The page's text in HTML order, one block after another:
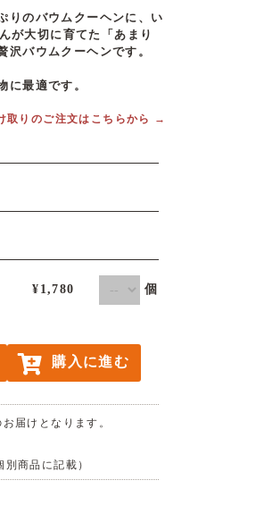
りのバウムクーヘンに、い
が大切に育てた「あまり
沢バウムクーヘンです。
に最適です。
取りのご注文はこちらから →
¥1,780 個
購入に進む
お届けとなります。
商品に記載）